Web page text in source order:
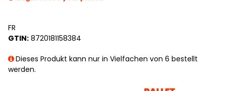
FR
GTIN: 8720181158384
Dieses Produkt kann nur in Vielfachen von 6 bestellt
werden.